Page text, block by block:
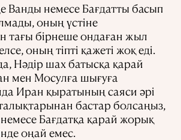
Ванды немесе Бағдатты басып
оның үстіне
тағы бірнеше ондаған жыл
оның тіпті қажеті жоқ еді.
Нәдір шах батысқа қарай
мен Мосулға шығуға
Иран қыратының саяси әрі
бастар болсаңыз,
Бағдатқа қарай жорық
оңай емес.